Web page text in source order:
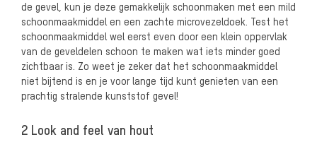
de gevel, kun je deze gemakkelijk schoonmaken met een mild
schoonmaakmiddel en een zachte microvezeldoek. Test het
schoonmaakmiddel wel eerst even door een klein oppervlak
van de geveldelen schoon te maken wat iets minder goed
zichtbaar is. Zo weet je zeker dat het schoonmaakmiddel
niet bijtend is en je voor lange tijd kunt genieten van een
prachtig stralende kunststof gevel!
2 Look and feel van hout